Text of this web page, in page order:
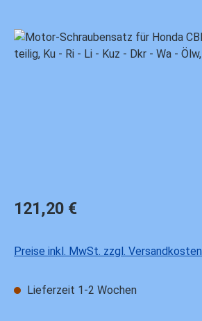
Bildergalerie überspringen
Regulärer Preis:
121,20 €
Preise inkl. MwSt. zzgl. Versandkosten
Lieferzeit 1-2 Wochen